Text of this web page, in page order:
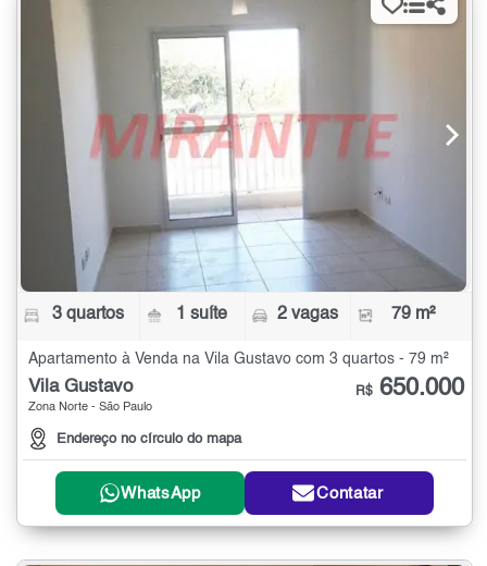
3 quartos 1 suíte 2 vagas 79 m²
Apartamento à Venda na Vila Gustavo com 3 quartos - 79 m²
Vila Gustavo
Zona Norte - São Paulo
Endereço no círculo do mapa
R$ 650.000
WhatsApp Contatar